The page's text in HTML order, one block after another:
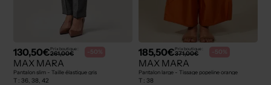
130,50€Prix boutique :
261,00€ -50%
MAX MARA
Pantalon slim - Taille élastique gris
T : 36, 38, 42
185,50€Prix boutique :
371,00€ -50%
MAX MARA
Pantalon large - Tissage popeline orange
T : 38